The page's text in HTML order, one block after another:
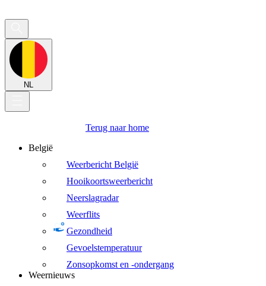
NL
Terug naar home
België
Weerbericht België
Hooikoortsweerbericht
Neerslagradar
Weerflits
Gezondheid
Gevoelstemperatuur
Zonsopkomst en -ondergang
Weernieuws